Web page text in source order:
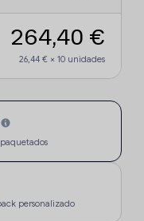
264,40 €
26,44 € × 10 unidades
personalizado